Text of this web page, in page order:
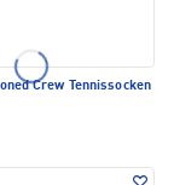
Crew Tennissocken